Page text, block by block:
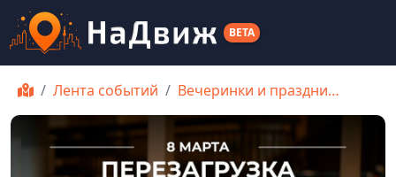
BETA
Лента событий Вечеринки и праздни…